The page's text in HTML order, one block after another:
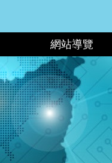
網站導覽